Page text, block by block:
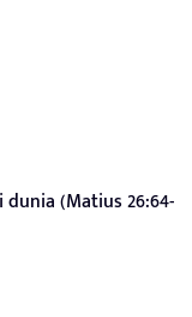
(Matius 26:64-